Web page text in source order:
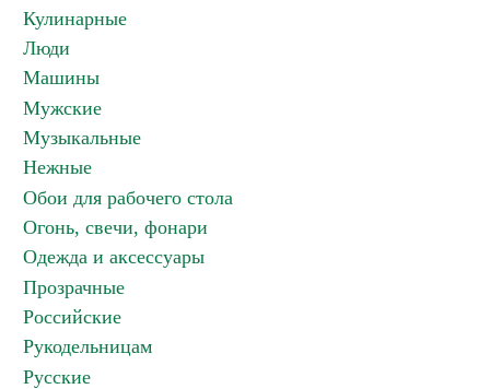
Кулинарные
Люди
Машины
Мужские
Музыкальные
Нежные
Обои для рабочего стола
Огонь, свечи, фонари
Одежда и аксессуары
Прозрачные
Российские
Рукодельницам
Русские